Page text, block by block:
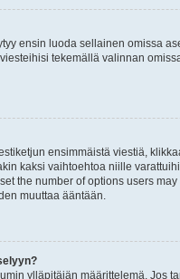
ensin luoda sellainen omissa
tekemällä valinnan
ensimmäistä viestiä,
kaksi vaihtoehtoa niille
the number of options users
muuttaa ääntään.
ylläpitäjän määrittelemä. Jos